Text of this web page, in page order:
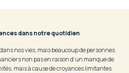
dans notre quotidien
nos vies, mais beaucoup de personnes
non pas en raison d’un manque de
mais à cause de croyances limitantes